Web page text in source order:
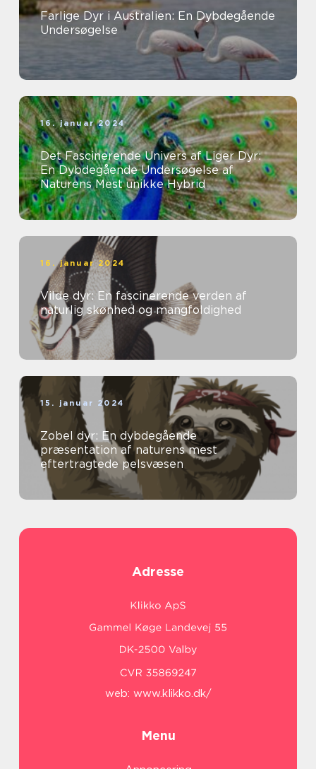
Farlige Dyr i Australien: En Dybdegående
Undersøgelse
16. januar 2024
Det Fascinerende Univers af Liger Dyr:
En Dybdegående Undersøgelse af
Naturens Mest unikke Hybrid
16. januar 2024
Vilde dyr: En fascinerende verden af
naturlig skønhed og mangfoldighed
15. januar 2024
Zobel dyr: En dybdegående
præsentation af naturens mest
eftertragtede pelsvæsen
Adresse
web: www.klikko.dk/
Menu